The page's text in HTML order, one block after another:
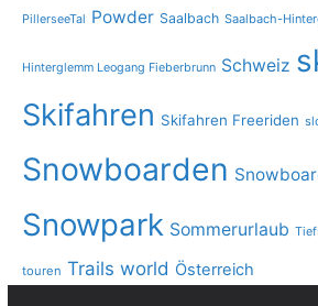
PillerseeTal Powder Saalbach Saalbach-
Hinterglemm Leogang Fieberbrunn Schweiz
Skifahren Skifahren Freeriden
Snowboarden
Snowpark Sommerurlaub
touren Trails world Österreich